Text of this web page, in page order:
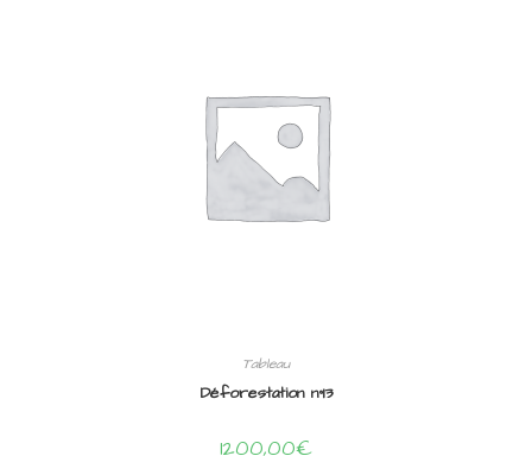
Tableau
Déforestation n°13
1200,00€